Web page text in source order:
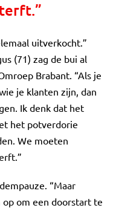
uitverkocht.”
(71) zag de bui al
Brabant. “Als je
je klanten zijn, dan
Ik denk dat het
het potverdorie
We moeten
“Maar
om een doorstart te